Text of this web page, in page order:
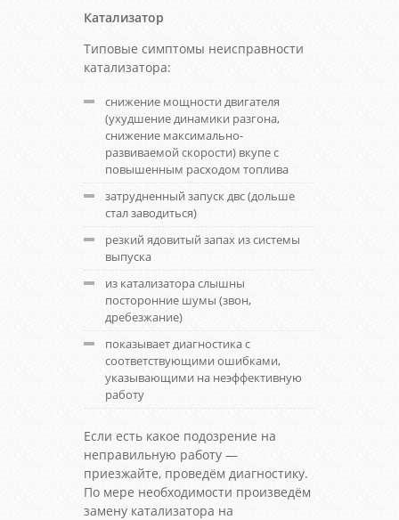
Катализатор
Типовые симптомы неисправности
катализатора:
снижение мощности двигателя
(ухудшение динамики разгона,
снижение максимально-
развиваемой скорости) вкупе с
повышенным расходом топлива
затрудненный запуск двс (дольше
стал заводиться)
резкий ядовитый запах из системы
выпуска
из катализатора слышны
посторонние шумы (звон,
дребезжание)
показывает диагностика с
соответствующими ошибками,
указывающими на неэффективную
работу
Если есть какое подозрение на
неправильную работу —
приезжайте, проведём диагностику.
По мере необходимости произведём
замену катализатора на